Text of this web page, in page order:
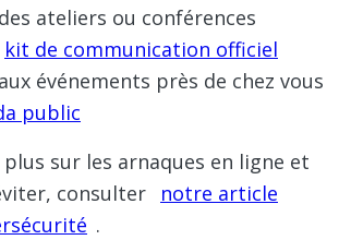
ateliers ou conférences
kit de communication officiel
événements près de chez vous
public
sur les arnaques en ligne et
consulter
notre article
.